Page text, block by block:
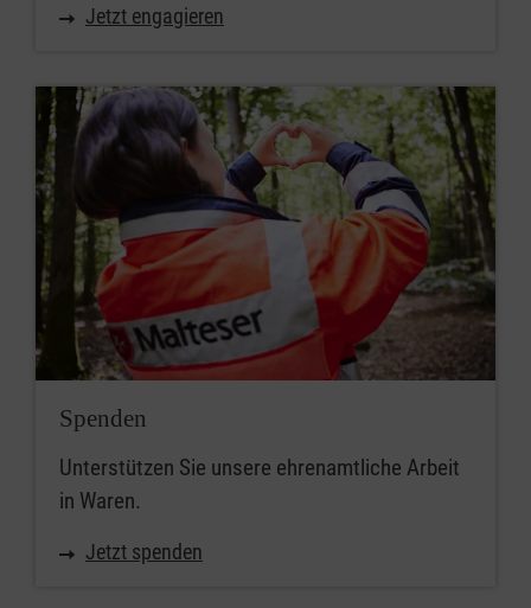
Jetzt engagieren
Spenden
Unterstützen Sie unsere ehrenamtliche Arbeit
in Waren.
Jetzt spenden